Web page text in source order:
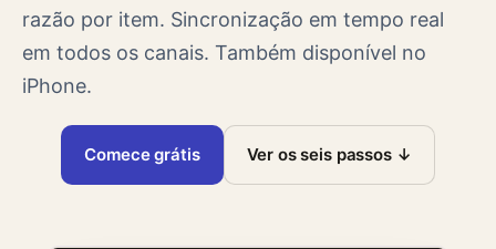
razão por item. Sincronização em tempo real
em todos os canais. Também disponível no
iPhone.
Comece grátis Ver os seis passos ↓